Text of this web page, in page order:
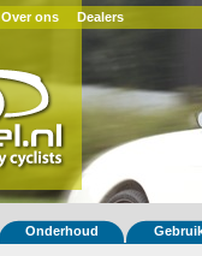
Over ons Dealers
Onderhoud